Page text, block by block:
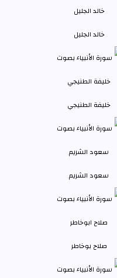
خالد الجليل
خليفة الطنيجي
سعود الشريم
صلاح بوخاطر